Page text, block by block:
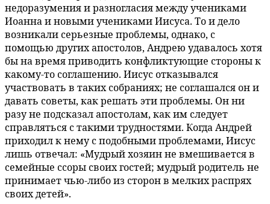
недоразумения и разногласия между учениками
Иоанна и новыми учениками Иисуса. То и дело
возникали серьезные проблемы, однако, с
помощью других апостолов, Андрею удавалось хотя
бы на время приводить конфликтующие стороны к
какому-то соглашению. Иисус отказывался
участвовать в таких собраниях; не соглашался он и
давать советы, как решать эти проблемы. Он ни
разу не подсказал апостолам, как им следует
справляться с такими трудностями. Когда Андрей
приходил к нему с подобными проблемами, Иисус
лишь отвечал: «Мудрый хозяин не вмешивается в
семейные ссоры своих гостей; мудрый родитель не
принимает чью-либо из сторон в мелких распрях
своих детей».